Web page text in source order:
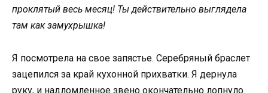
проклятый весь месяц! Ты действительно выглядела
там как замухрышка!
Я посмотрела на свое запястье. Серебряный браслет
зацепился за край кухонной прихватки. Я дернула
руку, и надломленное звено окончательно лопнуло.